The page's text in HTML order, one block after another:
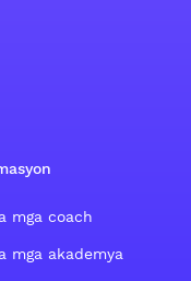
account
tweeter account
ng Instagram
mga coach
mga akademya